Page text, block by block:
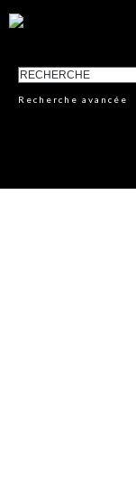
Recherche avancée